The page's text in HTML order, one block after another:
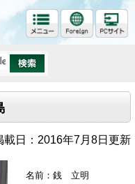
日：2016年7月8日更新
名前：銭 立明